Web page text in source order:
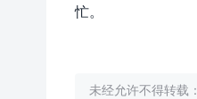
忙。
未经允许不得转载：